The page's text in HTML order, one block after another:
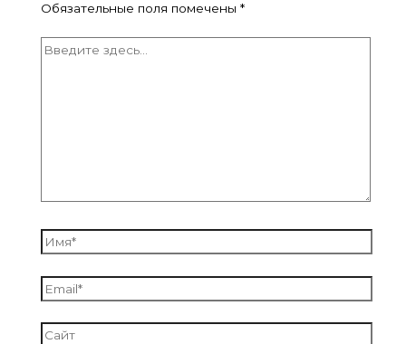
Обязательные поля помечены *
Введите
Имя*
Email*
Сайт